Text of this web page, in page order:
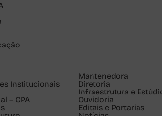
Mantenedora
Institucionais
Diretoria
Infraestrutura e
– CPA
Ouvidoria
Editais e Portarias